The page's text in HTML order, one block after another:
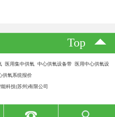
Top
医用集中供氧 中心供氧设备带 医用中心供氧设
供氧系统报价
科技(苏州)有限公司